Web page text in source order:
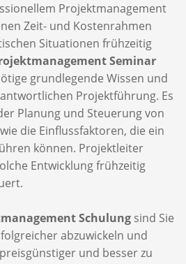
Projektmanagement
Zeit- und Kostenrahmen
Situationen frühzeitig
Seminar
grundlegende Wissen und
Projektführung. Es
Planung und Steuerung von
die Einflussfaktoren, die ein
können. Projektleiter
Entwicklung frühzeitig
Schulung sind Sie
abzuwickeln und
und besser zu